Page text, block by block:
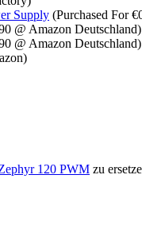
Supply (Purchased For
@ Amazon Deutschland)
@ Amazon Deutschland)
120 PWM zu